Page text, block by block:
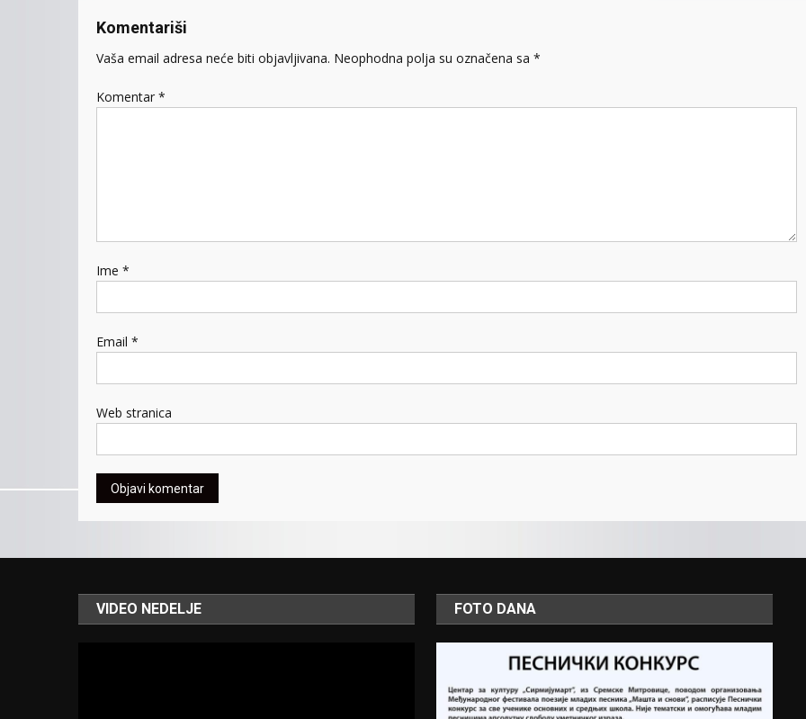
Komentariši
Vaša email adresa neće biti objavljivana. Neophodna polja su označena sa *
Komentar *
Ime *
Email *
Web stranica
VIDEO NEDELJE FOTO DANA